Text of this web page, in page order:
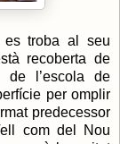
es troba al seu
recoberta de
de l’escola de
per omplir
predecessor
com del Nou